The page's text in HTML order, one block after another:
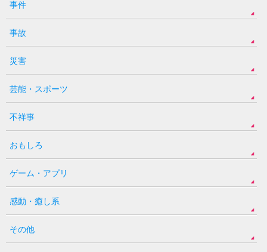
事件
事故
災害
芸能・スポーツ
不祥事
おもしろ
ゲーム・アプリ
感動・癒し系
その他